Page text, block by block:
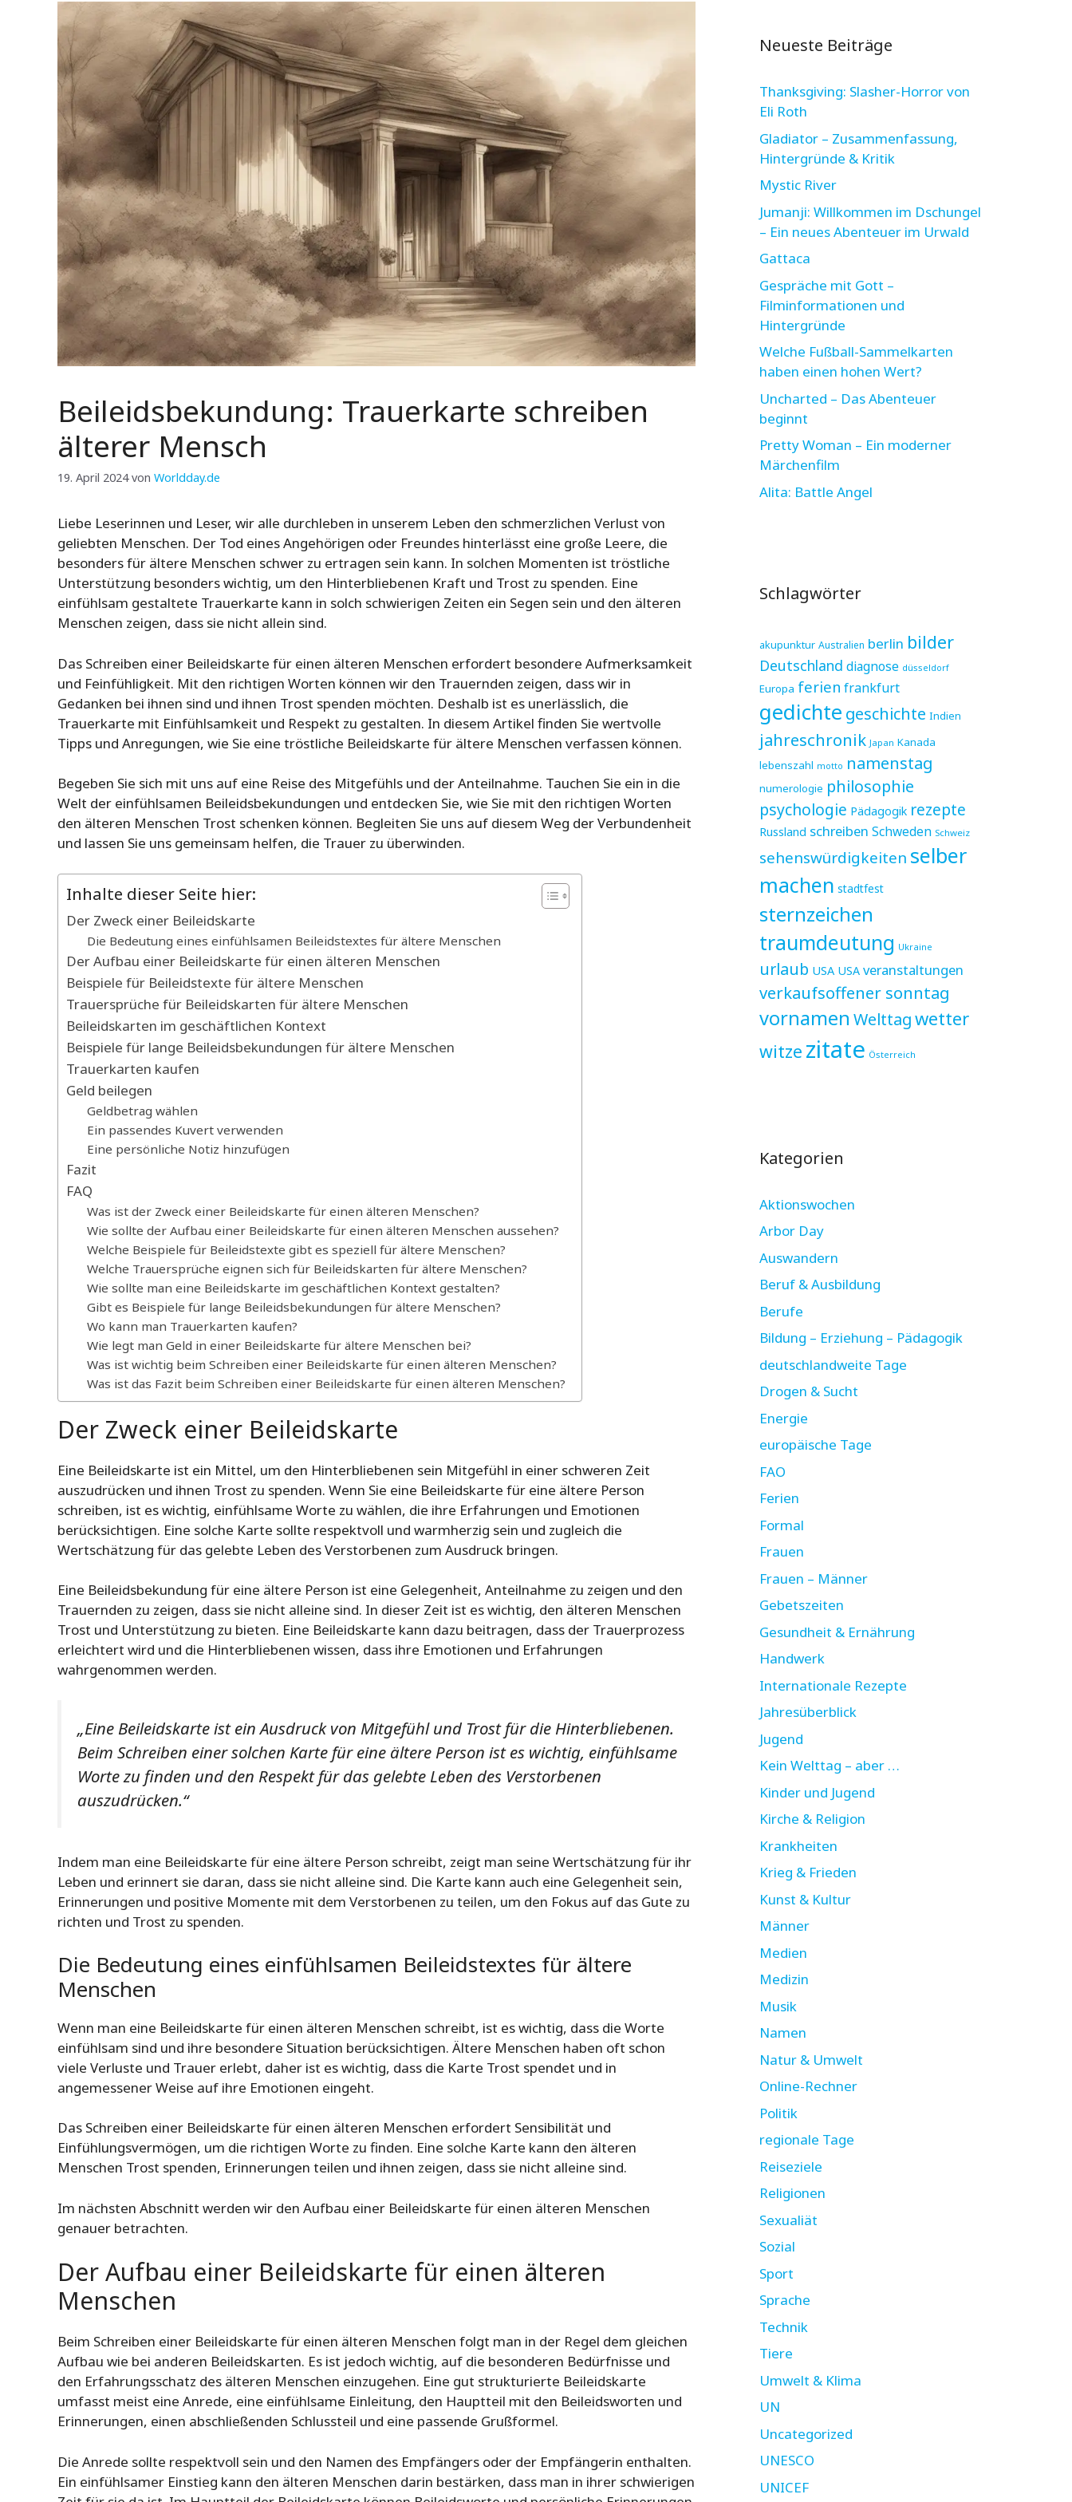
Beileidsbekundung: Trauerkarte schreiben
älterer Mensch
19. April 2024 von Worldday.de
Liebe Leserinnen und Leser, wir alle durchleben in unserem Leben den schmerzlichen Verlust von
geliebten Menschen. Der Tod eines Angehörigen oder Freundes hinterlässt eine große Leere, die
besonders für ältere Menschen schwer zu ertragen sein kann. In solchen Momenten ist tröstliche
Unterstützung besonders wichtig, um den Hinterbliebenen Kraft und Trost zu spenden. Eine
einfühlsam gestaltete Trauerkarte kann in solch schwierigen Zeiten ein Segen sein und den älteren
Menschen zeigen, dass sie nicht allein sind.
Das Schreiben einer Beileidskarte für einen älteren Menschen erfordert besondere Aufmerksamkeit
und Feinfühligkeit. Mit den richtigen Worten können wir den Trauernden zeigen, dass wir in
Gedanken bei ihnen sind und ihnen Trost spenden möchten. Deshalb ist es unerlässlich, die
Trauerkarte mit Einfühlsamkeit und Respekt zu gestalten. In diesem Artikel finden Sie wertvolle
Tipps und Anregungen, wie Sie eine tröstliche Beileidskarte für ältere Menschen verfassen können.
Begeben Sie sich mit uns auf eine Reise des Mitgefühls und der Anteilnahme. Tauchen Sie ein in die
Welt der einfühlsamen Beileidsbekundungen und entdecken Sie, wie Sie mit den richtigen Worten
den älteren Menschen Trost schenken können. Begleiten Sie uns auf diesem Weg der Verbundenheit
und lassen Sie uns gemeinsam helfen, die Trauer zu überwinden.
Inhalte dieser Seite hier:
Der Zweck einer Beileidskarte
Die Bedeutung eines einfühlsamen Beileidstextes für ältere Menschen
Der Aufbau einer Beileidskarte für einen älteren Menschen
Beispiele für Beileidstexte für ältere Menschen
Trauersprüche für Beileidskarten für ältere Menschen
Beileidskarten im geschäftlichen Kontext
Beispiele für lange Beileidsbekundungen für ältere Menschen
Trauerkarten kaufen
Geld beilegen
Geldbetrag wählen
Ein passendes Kuvert verwenden
Eine persönliche Notiz hinzufügen
Fazit
FAQ
Was ist der Zweck einer Beileidskarte für einen älteren Menschen?
Wie sollte der Aufbau einer Beileidskarte für einen älteren Menschen aussehen?
Welche Beispiele für Beileidstexte gibt es speziell für ältere Menschen?
Welche Trauersprüche eignen sich für Beileidskarten für ältere Menschen?
Wie sollte man eine Beileidskarte im geschäftlichen Kontext gestalten?
Gibt es Beispiele für lange Beileidsbekundungen für ältere Menschen?
Wo kann man Trauerkarten kaufen?
Wie legt man Geld in einer Beileidskarte für ältere Menschen bei?
Was ist wichtig beim Schreiben einer Beileidskarte für einen älteren Menschen?
Was ist das Fazit beim Schreiben einer Beileidskarte für einen älteren Menschen?
Der Zweck einer Beileidskarte
Eine Beileidskarte ist ein Mittel, um den Hinterbliebenen sein Mitgefühl in einer schweren Zeit
auszudrücken und ihnen Trost zu spenden. Wenn Sie eine Beileidskarte für eine ältere Person
schreiben, ist es wichtig, einfühlsame Worte zu wählen, die ihre Erfahrungen und Emotionen
berücksichtigen. Eine solche Karte sollte respektvoll und warmherzig sein und zugleich die
Wertschätzung für das gelebte Leben des Verstorbenen zum Ausdruck bringen.
Eine Beileidsbekundung für eine ältere Person ist eine Gelegenheit, Anteilnahme zu zeigen und den
Trauernden zu zeigen, dass sie nicht alleine sind. In dieser Zeit ist es wichtig, den älteren Menschen
Trost und Unterstützung zu bieten. Eine Beileidskarte kann dazu beitragen, dass der Trauerprozess
erleichtert wird und die Hinterbliebenen wissen, dass ihre Emotionen und Erfahrungen
wahrgenommen werden.
„Eine Beileidskarte ist ein Ausdruck von Mitgefühl und Trost für die Hinterbliebenen.
Beim Schreiben einer solchen Karte für eine ältere Person ist es wichtig, einfühlsame
Worte zu finden und den Respekt für das gelebte Leben des Verstorbenen
auszudrücken.“
Indem man eine Beileidskarte für eine ältere Person schreibt, zeigt man seine Wertschätzung für ihr
Leben und erinnert sie daran, dass sie nicht alleine sind. Die Karte kann auch eine Gelegenheit sein,
Erinnerungen und positive Momente mit dem Verstorbenen zu teilen, um den Fokus auf das Gute zu
richten und Trost zu spenden.
Die Bedeutung eines einfühlsamen Beileidstextes für ältere
Menschen
Wenn man eine Beileidskarte für einen älteren Menschen schreibt, ist es wichtig, dass die Worte
einfühlsam sind und ihre besondere Situation berücksichtigen. Ältere Menschen haben oft schon
viele Verluste und Trauer erlebt, daher ist es wichtig, dass die Karte Trost spendet und in
angemessener Weise auf ihre Emotionen eingeht.
Das Schreiben einer Beileidskarte für einen älteren Menschen erfordert Sensibilität und
Einfühlungsvermögen, um die richtigen Worte zu finden. Eine solche Karte kann den älteren
Menschen Trost spenden, Erinnerungen teilen und ihnen zeigen, dass sie nicht alleine sind.
Im nächsten Abschnitt werden wir den Aufbau einer Beileidskarte für einen älteren Menschen
genauer betrachten.
Der Aufbau einer Beileidskarte für einen älteren
Menschen
Beim Schreiben einer Beileidskarte für einen älteren Menschen folgt man in der Regel dem gleichen
Aufbau wie bei anderen Beileidskarten. Es ist jedoch wichtig, auf die besonderen Bedürfnisse und
den Erfahrungsschatz des älteren Menschen einzugehen. Eine gut strukturierte Beileidskarte
umfasst meist eine Anrede, eine einfühlsame Einleitung, den Hauptteil mit den Beileidsworten und
Erinnerungen, einen abschließenden Schlussteil und eine passende Grußformel.
Die Anrede sollte respektvoll sein und den Namen des Empfängers oder der Empfängerin enthalten.
Ein einfühlsamer Einstieg kann den älteren Menschen darin bestärken, dass man in ihrer schwierigen
Neueste Beiträge
Thanksgiving: Slasher-Horror von
Eli Roth
Gladiator – Zusammenfassung,
Hintergründe & Kritik
Mystic River
Jumanji: Willkommen im Dschungel
– Ein neues Abenteuer im Urwald
Gattaca
Gespräche mit Gott –
Filminformationen und
Hintergründe
Welche Fußball-Sammelkarten
haben einen hohen Wert?
Uncharted – Das Abenteuer
beginnt
Pretty Woman – Ein moderner
Märchenfilm
Alita: Battle Angel
Schlagwörter
akupunktur Australien berlin bilder
Deutschland diagnose düsseldorf
Europa ferien frankfurt
gedichte geschichte Indien
jahreschronik Japan Kanada
lebenszahl motto namenstag
numerologie philosophie
psychologie Pädagogik rezepte
Russland schreiben Schweden Schweiz
sehenswürdigkeiten selber
machen stadtfest
sternzeichen
traumdeutung Ukraine
urlaub USA USA veranstaltungen
verkaufsoffener sonntag
vornamen Welttagwetter
witze zitate Österreich
Kategorien
Aktionswochen
Arbor Day
Auswandern
Beruf & Ausbildung
Berufe
Bildung – Erziehung – Pädagogik
deutschlandweite Tage
Drogen & Sucht
Energie
europäische Tage
FAO
Ferien
Formal
Frauen
Frauen – Männer
Gebetszeiten
Gesundheit & Ernährung
Handwerk
Internationale Rezepte
Jahresüberblick
Jugend
Kein Welttag – aber …
Kinder und Jugend
Kirche & Religion
Krankheiten
Krieg & Frieden
Kunst & Kultur
Männer
Medien
Medizin
Musik
Namen
Natur & Umwelt
Online-Rechner
Politik
regionale Tage
Reiseziele
Religionen
Sexualiät
Sozial
Sport
Sprache
Technik
Tiere
Umwelt & Klima
UN
Uncategorized
UNESCO
UNICEF